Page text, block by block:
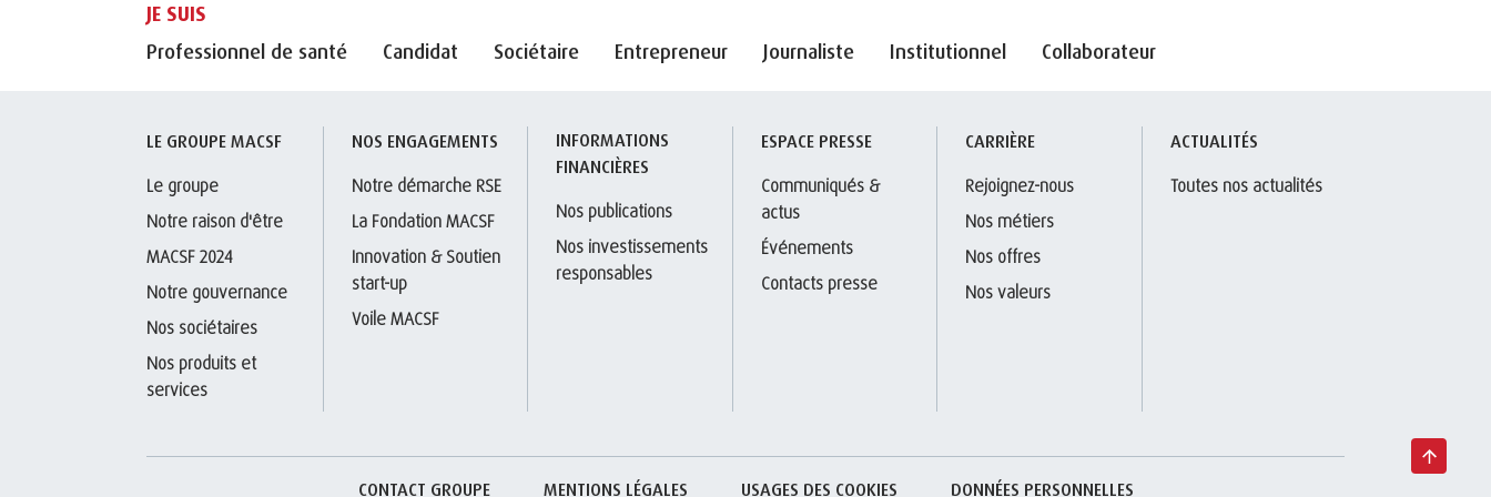
JE SUIS
Professionnel de santé
Candidat Sociétaire Entrepreneur Journaliste Institutionnel Collaborateur
LE GROUPE MACSF
Le groupe
Notre raison d'être
MACSF 2024
Notre gouvernance
Nos sociétaires
Nos produits et
services
NOS ENGAGEMENTS
Notre démarche RSE
La Fondation MACSF
Innovation & Soutien
start-up
Voile MACSF
INFORMATIONS
FINANCIÈRES
Nos publications
Nos investissements
responsables
ESPACE PRESSE
Communiqués &
actus
Événements
Contacts presse
CARRIÈRE
Rejoignez-nous
Nos métiers
Nos offres
Nos valeurs
ACTUALITÉS
Toutes nos actualités
CONTACT GROUPE MENTIONS LÉGALES USAGES DES COOKIES DONNÉES PERSONNELLES